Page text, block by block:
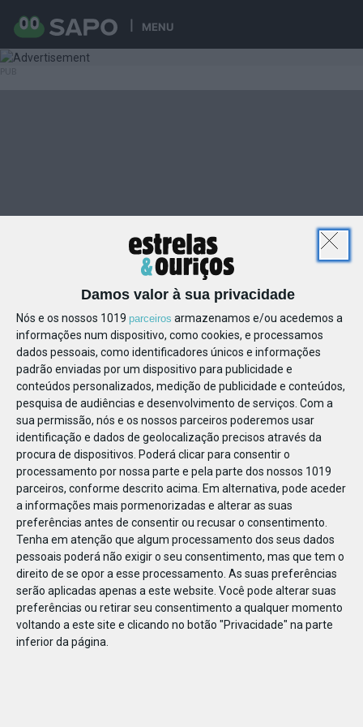
MENU
Damos valor à sua privacidade
Nós e os nossos 1019 parceiros armazenamos e/ou acedemos a
informações num dispositivo, como cookies, e processamos
dados pessoais, como identificadores únicos e informações
padrão enviadas por um dispositivo para publicidade e
conteúdos personalizados, medição de publicidade e conteúdos,
pesquisa de audiências e desenvolvimento de serviços. Com a
sua permissão, nós e os nossos parceiros poderemos usar
identificação e dados de geolocalização precisos através da
procura de dispositivos. Poderá clicar para consentir o
processamento por nossa parte e pela parte dos nossos 1019
parceiros, conforme descrito acima. Em alternativa, pode aceder
a informações mais pormenorizadas e alterar as suas
preferências antes de consentir ou recusar o consentimento.
Tenha em atenção que algum processamento dos seus dados
pessoais poderá não exigir o seu consentimento, mas que tem o
direito de se opor a esse processamento. As suas preferências
serão aplicadas apenas a este website. Você pode alterar suas
preferências ou retirar seu consentimento a qualquer momento
voltando a este site e clicando no botão "Privacidade" na parte
inferior da página.
256101796088983